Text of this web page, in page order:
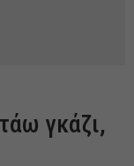
γκάζι,